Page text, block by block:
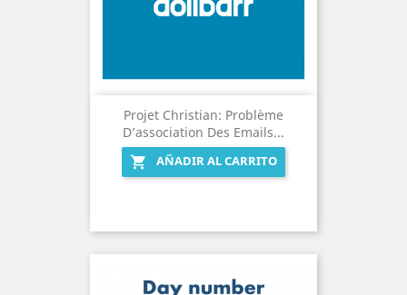
Projet Christian: Problème
D’association Des Emails...

AÑADIR AL CARRITO